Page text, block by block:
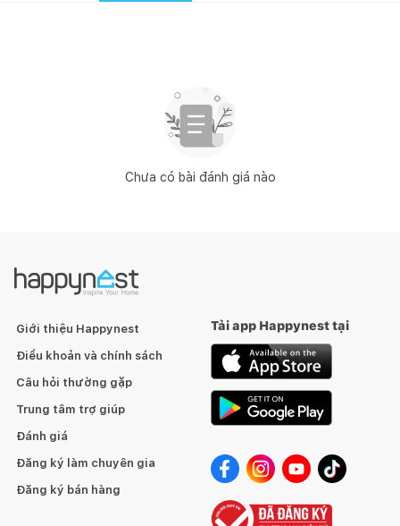
Chưa có bài đánh giá nào
Giới thiệu Happynest
Điều khoản và chính sách
Câu hỏi thường gặp
Trung tâm trợ giúp
Đánh giá
Đăng ký làm chuyên gia
Đăng ký bán hàng
Tải app Happynest tại